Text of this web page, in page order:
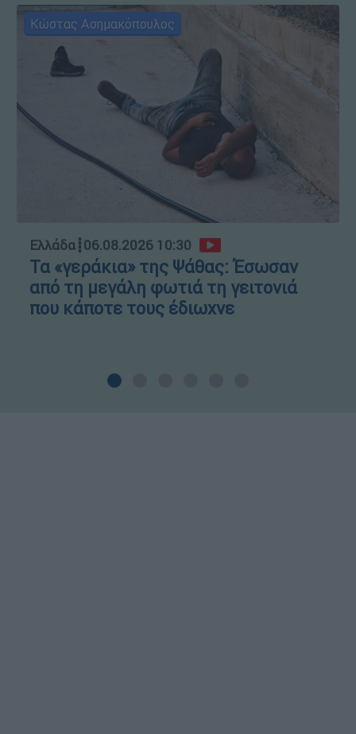
Κώστας Ασημακόπουλος
Ελλάδα┋06.08.2026 10:30
Τα «γεράκια» της Ψάθας: Έσωσαν
από τη μεγάλη φωτιά τη γειτονιά
που κάποτε τους έδιωχνε